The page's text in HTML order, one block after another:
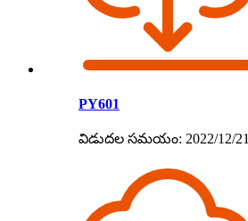
PY601
విడుదల సమయం: 2022/12/21